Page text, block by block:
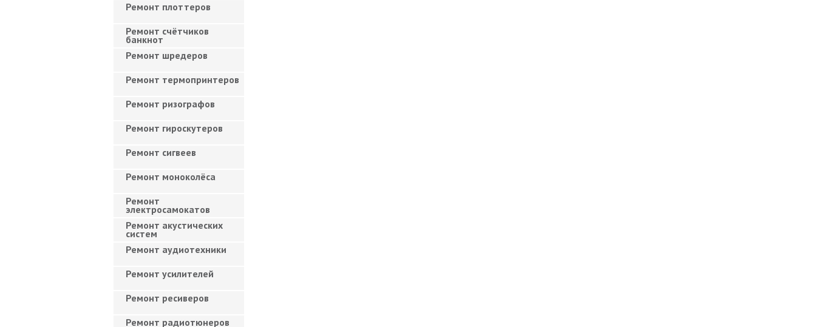
Ремонт плоттеров
Ремонт счётчиков
банкнот
Ремонт шредеров
Ремонт термопринтеров
Ремонт ризографов
Ремонт гироскутеров
Ремонт сигвеев
Ремонт моноколёса
Ремонт
электросамокатов
Ремонт акустических
систем
Ремонт аудиотехники
Ремонт усилителей
Ремонт ресиверов
Ремонт радиотюнеров